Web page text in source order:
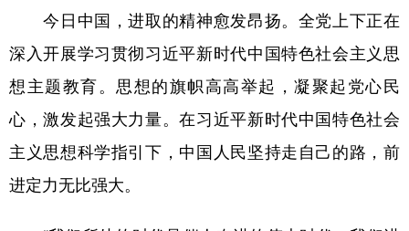
今日中国，进取的精神愈发昂扬。全党上下正在
深入开展学习贯彻习近平新时代中国特色社会主义思
想主题教育。思想的旗帜高高举起，凝聚起党心民
心，激发起强大力量。在习近平新时代中国特色社会
主义思想科学指引下，中国人民坚持走自己的路，前
进定力无比强大。